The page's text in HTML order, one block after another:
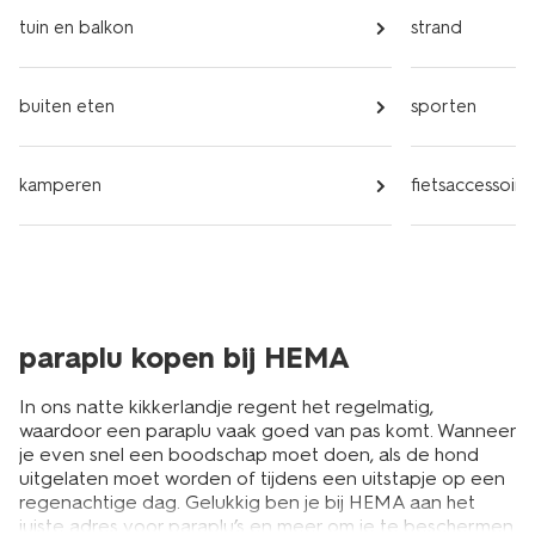
tuin en balkon
buiten eten
kamperen
strand
sporten
paraplu kopen bij HEMA
In ons natte kikkerlandje regent het regelmatig,
waardoor een paraplu vaak goed van pas komt. Wanneer
je even snel een boodschap moet doen, als de hond
uitgelaten moet worden of tijdens een uitstapje op een
regenachtige dag. Gelukkig ben je bij HEMA aan het
juiste adres voor paraplu’s en meer om je te beschermen